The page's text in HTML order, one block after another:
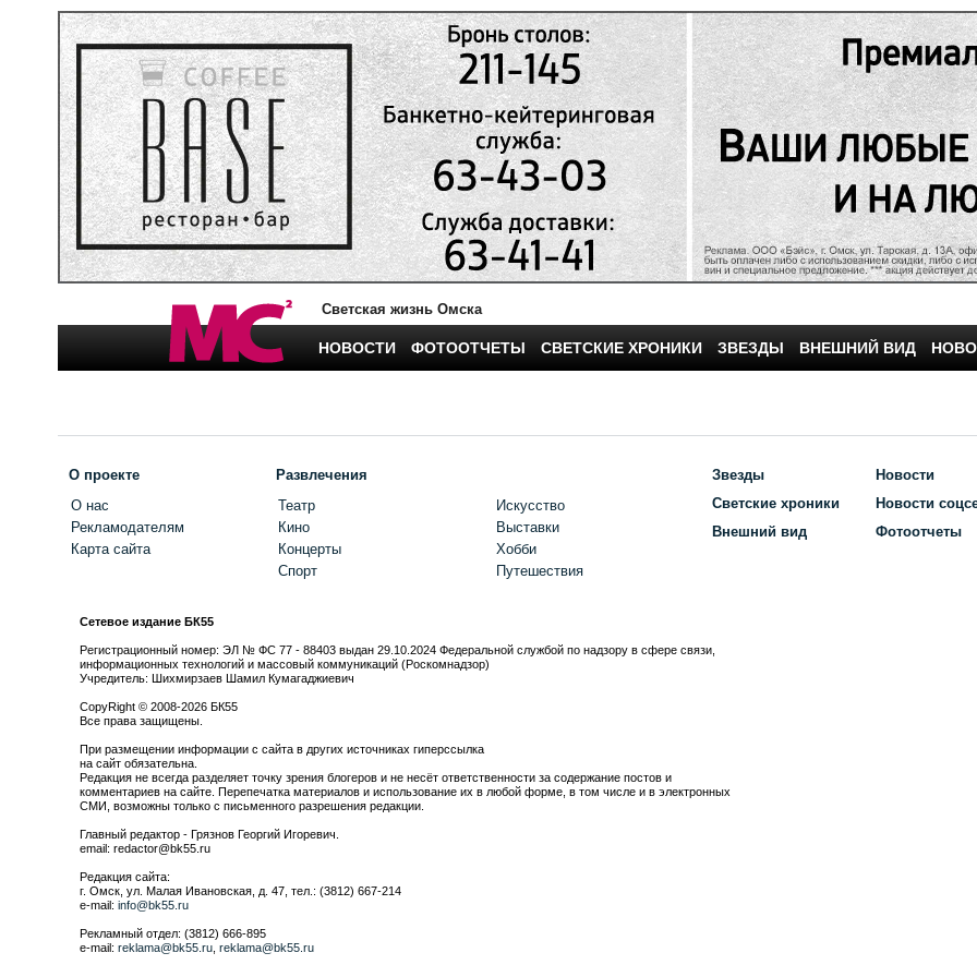
Светская жизнь Омска
НОВОСТИ ФОТООТЧЕТЫ СВЕТСКИЕ ХРОНИКИ ЗВЕЗДЫ ВНЕШНИЙ ВИД
О проекте
О нас
Рекламодателям
Карта сайта
Развлечения
Театр
Кино
Концерты
Спорт
Искусство
Выставки
Хобби
Путешествия
Звезды
Светские хроники
Внешний вид
Новости
Новости
Фотоотчеты
Сетевое издание БК55
Регистрационный номер: ЭЛ № ФС 77 - 88403 выдан 29.10.2024 Федеральной службой по надзору в сфере связи,
информационных технологий и массовый коммуникаций (Роскомнадзор)
Учредитель: Шихмирзаев Шамил Кумагаджиевич
CopyRight © 2008-2026 БК55
Все права защищены.
При размещении информации с сайта в других источниках гиперссылка
на сайт обязательна.
Редакция не всегда разделяет точку зрения блогеров и не несёт ответственности за содержание постов и
комментариев на сайте. Перепечатка материалов и использование их в любой форме, в том числе и в электронных
СМИ, возможны только с письменного разрешения редакции.
Главный редактор - Грязнов Георгий Игоревич.
email: redactor@bk55.ru
Редакция сайта:
г. Омск, ул. Малая Ивановская, д. 47, тел.: (3812) 667-214
e-mail: info@bk55.ru
Рекламный отдел: (3812) 666-895
e-mail: reklama@bk55.ru reklama@bk55.ru